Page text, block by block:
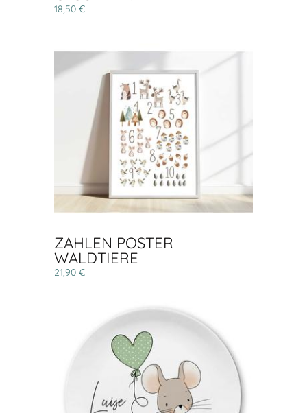
18,50 €
ZAHLEN POSTER
WALDTIERE
21,90 €